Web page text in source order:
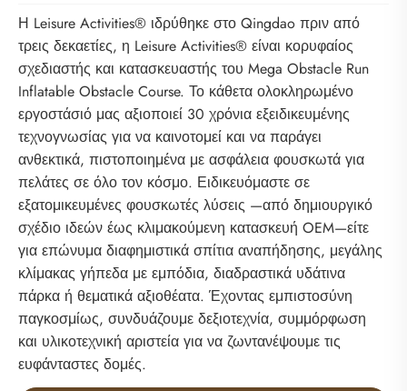
Η Leisure Activities® ιδρύθηκε στο Qingdao πριν από
τρεις δεκαετίες, η Leisure Activities® είναι κορυφαίος
σχεδιαστής και κατασκευαστής του Mega Obstacle Run
Inflatable Obstacle Course. Το κάθετα ολοκληρωμένο
εργοστάσιό μας αξιοποιεί 30 χρόνια εξειδικευμένης
τεχνογνωσίας για να καινοτομεί και να παράγει
ανθεκτικά, πιστοποιημένα με ασφάλεια φουσκωτά για
πελάτες σε όλο τον κόσμο. Ειδικευόμαστε σε
εξατομικευμένες φουσκωτές λύσεις —από δημιουργικό
σχέδιο ιδεών έως κλιμακούμενη κατασκευή OEM—είτε
για επώνυμα διαφημιστικά σπίτια αναπήδησης, μεγάλης
κλίμακας γήπεδα με εμπόδια, διαδραστικά υδάτινα
πάρκα ή θεματικά αξιοθέατα. Έχοντας εμπιστοσύνη
παγκοσμίως, συνδυάζουμε δεξιοτεχνία, συμμόρφωση
και υλικοτεχνική αριστεία για να ζωντανέψουμε τις
ευφάνταστες δομές.